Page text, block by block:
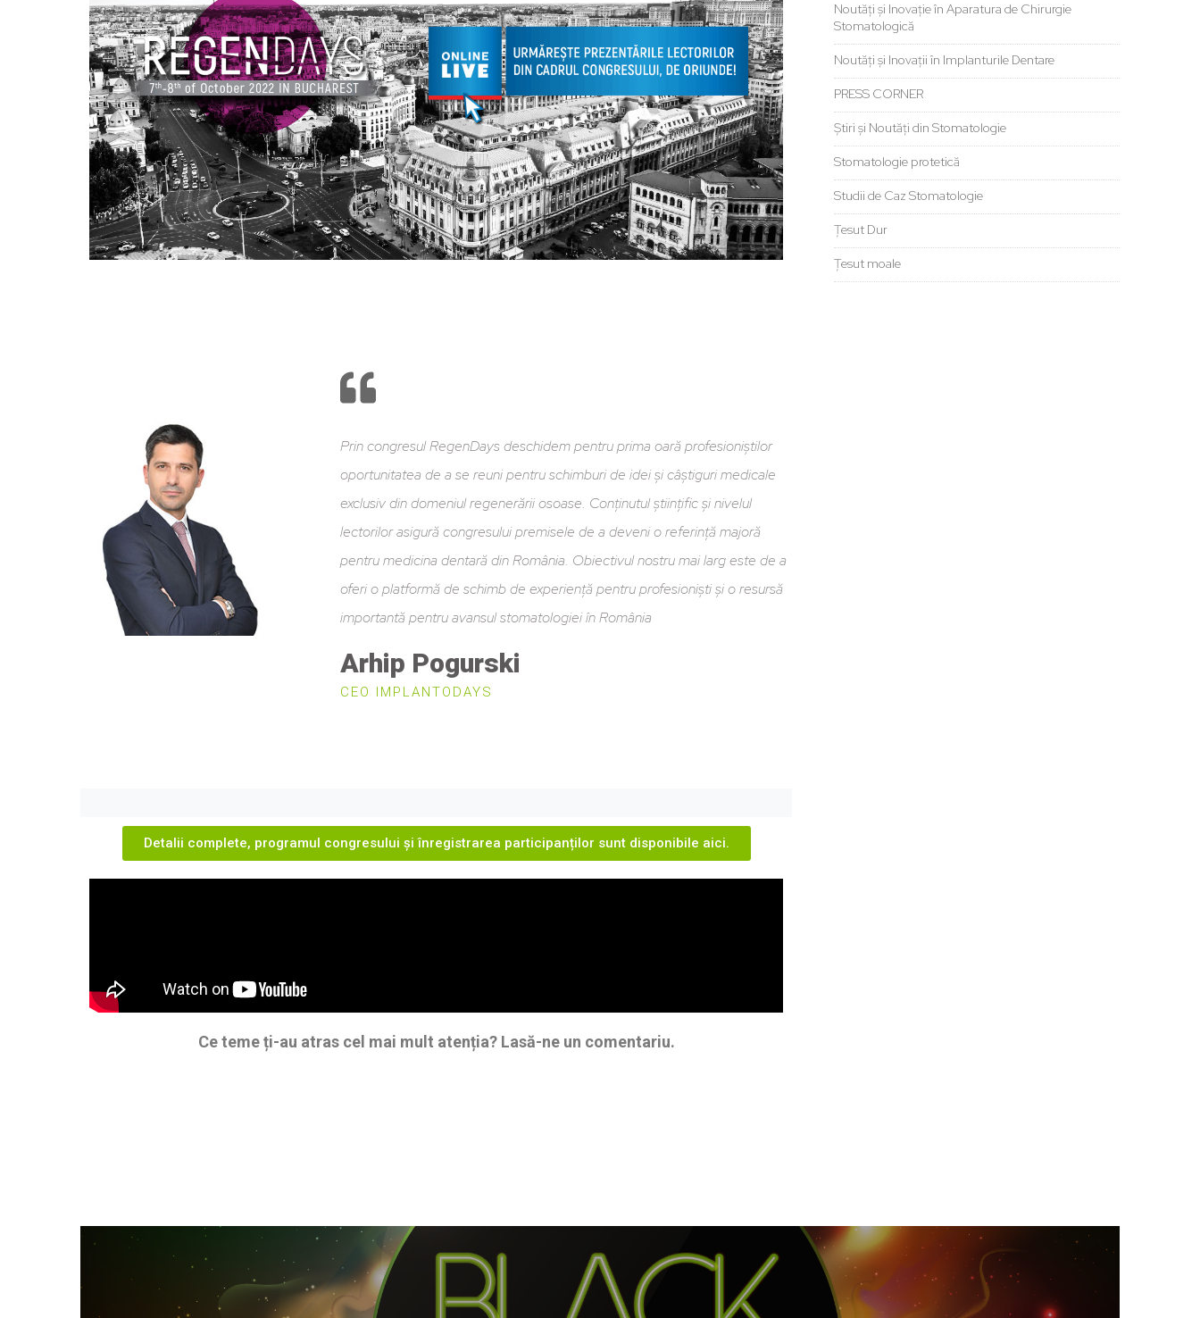
Prin congresul RegenDays deschidem pentru prima oară profesioniștilor
oportunitatea de a se reuni pentru schimburi de idei și câștiguri medicale
exclusiv din domeniul regenerării osoase. Conținutul științific și nivelul
lectorilor asigură congresului premisele de a deveni o referință majoră
pentru medicina dentară din România. Obiectivul nostru mai larg este de a
oferi o platformă de schimb de experiență pentru profesioniști și o resursă
importantă pentru avansul stomatologiei în România
Arhip Pogurski
CEO IMPLANTODAYS
Detalii complete, programul congresului și înregistrarea participanților sunt disponibile aici.
Ce teme ți-au atras cel mai mult atenția? Lasă-ne un comentariu.
Noutăți și Inovație în Aparatura de Chirurgie
Stomatologică
Noutăți și Inovații în Implanturile Dentare
PRESS CORNER
Știri și Noutăți din Stomatologie
Stomatologie protetică
Studii de Caz Stomatologie
Țesut Dur
Țesut moale